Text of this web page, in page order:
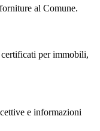
al Comune.
per immobili,
e informazioni